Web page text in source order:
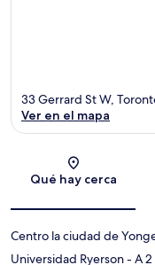
33 Gerrard St W,
Ver en el mapa
Qué hay cerca
Centro la ciudad de
Universidad Ryerson- A